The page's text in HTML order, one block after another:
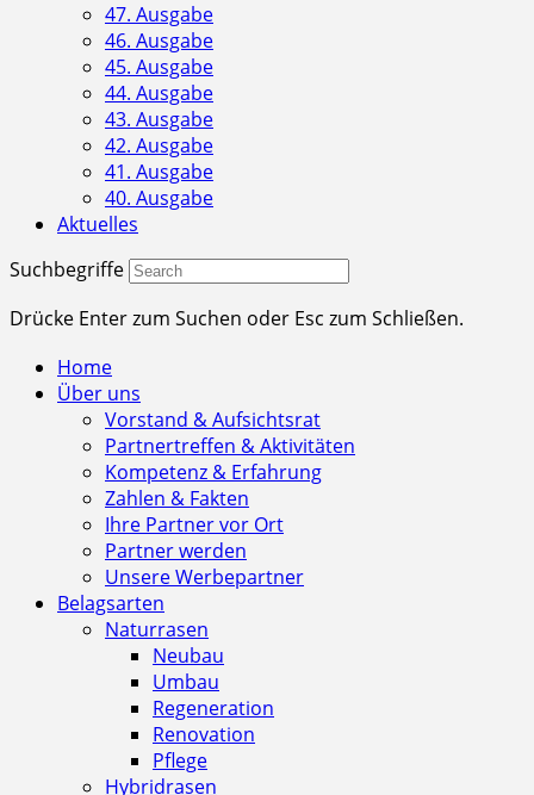
47. Ausgabe
46. Ausgabe
45. Ausgabe
44. Ausgabe
43. Ausgabe
42. Ausgabe
41. Ausgabe
40. Ausgabe
Aktuelles
Suchbegriffe
Drücke Enter zum Suchen oder Esc zum Schließen.
Home
Über uns
Vorstand & Aufsichtsrat
Partnertreffen & Aktivitäten
Kompetenz & Erfahrung
Zahlen & Fakten
Ihre Partner vor Ort
Partner werden
Unsere Werbepartner
Belagsarten
Naturrasen
Neubau
Umbau
Regeneration
Renovation
Pflege
Hybridrasen